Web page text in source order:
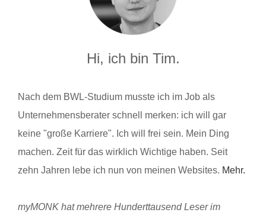
Hi, ich bin Tim.
Nach dem BWL-Studium musste ich im Job als
Unternehmensberater schnell merken: ich will gar
keine "große Karriere". Ich will frei sein. Mein Ding
machen. Zeit für das wirklich Wichtige haben. Seit
zehn Jahren lebe ich nun von meinen Websites. Mehr.
myMONK hat mehrere Hunderttausend Leser im